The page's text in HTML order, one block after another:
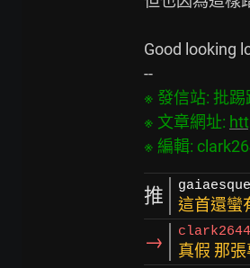
Good looking
※ 發信站: 批
※ 文章網址:
推 gaiaesque
這首還蠻
→ clark2644
真假 那